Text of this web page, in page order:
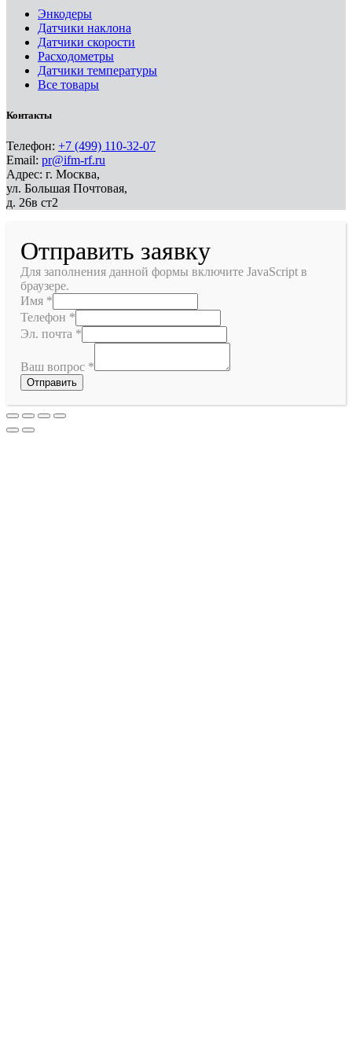
Энкодеры
Датчики наклона
Датчики скорости
Расходометры
Датчики температуры
Все товары
Контакты
Телефон: +7 (499) 110-32-07
Email: pr@ifm-rf.ru
Адрес: г. Москва,
ул. Большая Почтовая,
д. 26в ст2
Отправить заявку
Для заполнения данной формы включите JavaScript в
браузере.
Имя *
Телефон *
Эл. почта *
Ваш вопрос *
Отправить